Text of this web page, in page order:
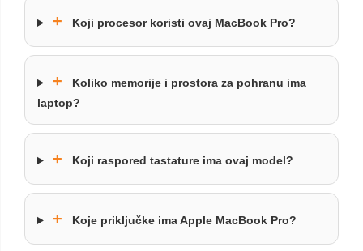
+ Koji procesor koristi ovaj MacBook Pro?
+
Koliko memorije i prostora za pohranu ima
laptop?
+ Koji raspored tastature ima ovaj model?
+ Koje priključke ima Apple MacBook Pro?